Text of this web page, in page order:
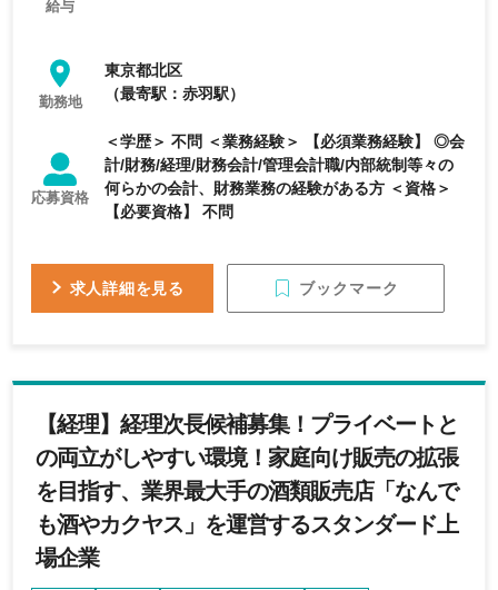
給与
勤務地
東京都北区
（最寄駅：赤羽駅）
応募資格
＜学歴＞ 不問 ＜業務経験＞ 【必須業務経験】 ◎会
計/財務/経理/財務会計/管理会計職/内部統制等々の
何らかの会計、財務業務の経験がある方 ＜資格＞
【必要資格】 不問
求人詳細を見る ブックマーク
【経理】経理次長候補募集！プライベートと
の両立がしやすい環境！家庭向け販売の拡張
を目指す、業界最大手の酒類販売店「なんで
も酒やカクヤス」を運営するスタンダード上
場企業